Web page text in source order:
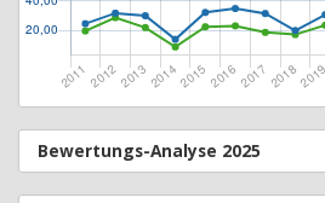
Bewertungs-Analyse 2025